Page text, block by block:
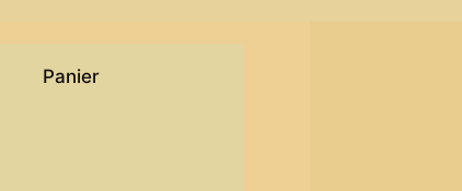
Panier